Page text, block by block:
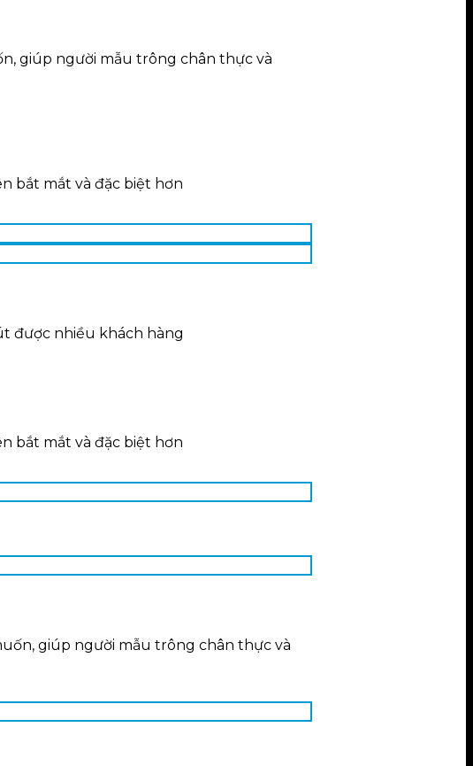
giúp người mẫu trông chân thực và
bắt mắt và đặc biệt hơn
được nhiều khách hàng
bắt mắt và đặc biệt hơn
giúp người mẫu trông chân thực và